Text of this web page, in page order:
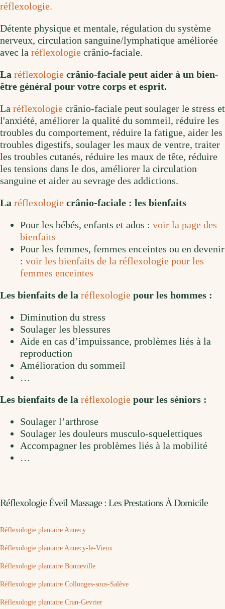
réflexologie.
Détente physique et mentale, régulation du système
nerveux, circulation sanguine/lymphatique améliorée
avec la réflexologie crânio-faciale.
La réflexologie crânio-faciale peut aider à un bien-
être général pour votre corps et esprit.
La réflexologie crânio-faciale peut soulager le stress et
l'anxiété, améliorer la qualité du sommeil, réduire les
troubles du comportement, réduire la fatigue, aider les
troubles digestifs, soulager les maux de ventre, traiter
les troubles cutanés, réduire les maux de tête, réduire
les tensions dans le dos, améliorer la circulation
sanguine et aider au sevrage des addictions.
La réflexologie crânio-faciale : les bienfaits
Pour les bébés, enfants et ados : voir la page des
bienfaits
Pour les femmes, femmes enceintes ou en devenir
: voir les bienfaits de la réflexologie pour les
femmes enceintes
Les bienfaits de la réflexologie pour les hommes :
Diminution du stress
Soulager les blessures
Aide en cas d’impuissance, problèmes liés à la
reproduction
Amélioration du sommeil
…
Les bienfaits de la réflexologie pour les séniors :
Soulager l’arthrose
Soulager les douleurs musculo-squelettiques
Accompagner les problèmes liés à la mobilité
…
Réflexologie Éveil Massage : Les Prestations À Domicile
Réflexologie plantaire Annecy
Réflexologie plantaire Annecy-le-Vieux
Réflexologie plantaire Bonneville
Réflexologie plantaire Collonges-sous-Salève
Réflexologie plantaire Cran-Gevrier